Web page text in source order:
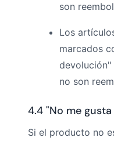
son
Los
marcados
no son
4.4 "No me
Si el producto no